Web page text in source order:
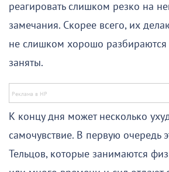
реагировать слишком резко на
замечания. Скорее всего, их
не слишком хорошо
заняты.
К концу дня может несколько
самочувствие. В первую очередь
Тельцов, которые занимаются